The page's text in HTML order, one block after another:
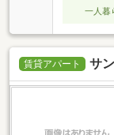
一人暮
賃貸アパート サ